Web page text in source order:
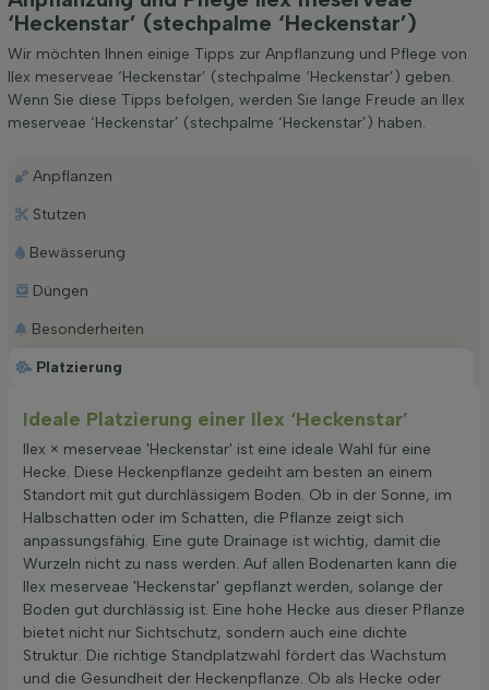
‘Heckenstar’ (stechpalme ‘Heckenstar’)
Wir möchten Ihnen einige Tipps zur Anpflanzung und Pflege von
Ilex meserveae ‘Heckenstar’ (stechpalme ‘Heckenstar’) geben.
Wenn Sie diese Tipps befolgen, werden Sie lange Freude an Ilex
meserveae ‘Heckenstar’ (stechpalme ‘Heckenstar’) haben.
Platzierung
Anpflanzen
Stutzen
Bewässerung
Düngen
Besonderheiten
Ideale Platzierung einer Ilex ‘Heckenstar’
Ilex × meserveae 'Heckenstar' ist eine ideale Wahl für eine
Hecke. Diese Heckenpflanze gedeiht am besten an einem
Standort mit gut durchlässigem Boden. Ob in der Sonne, im
Halbschatten oder im Schatten, die Pflanze zeigt sich
anpassungsfähig. Eine gute Drainage ist wichtig, damit die
Wurzeln nicht zu nass werden. Auf allen Bodenarten kann die
Ilex meserveae 'Heckenstar' gepflanzt werden, solange der
Boden gut durchlässig ist. Eine hohe Hecke aus dieser Pflanze
bietet nicht nur Sichtschutz, sondern auch eine dichte
Struktur. Die richtige Standplatzwahl fördert das Wachstum
und die Gesundheit der Heckenpflanze. Ob als Hecke oder